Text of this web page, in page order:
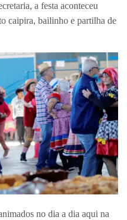
a festa aconteceu
caipira, bailinho e partilha de
no dia a dia aqui na